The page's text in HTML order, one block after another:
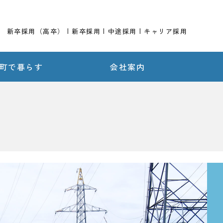
新卒採用（高卒） 新卒採用 中途採用 キャリア採用
で暮らす 会社案内